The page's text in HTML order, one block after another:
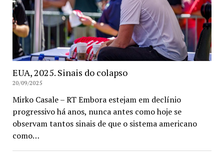
EUA, 2025. Sinais do colapso
20/09/2025
Mirko Casale – RT Embora estejam em declínio
progressivo há anos, nunca antes como hoje se
observam tantos sinais de que o sistema americano
como…